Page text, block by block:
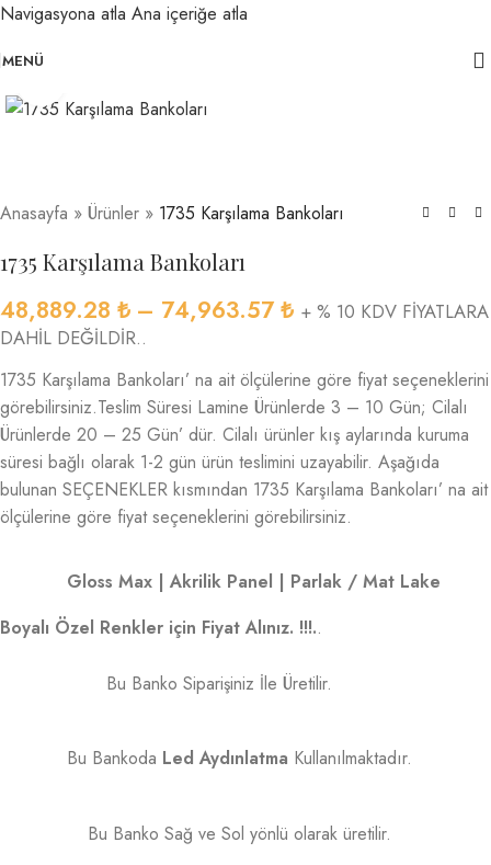
Navigasyona atla Ana içeriğe atla
MENÜ
Anasayfa » Ürünler » 1735 Karşılama Bankoları
1735 Karşılama Bankoları
48,889.28 ₺ – 74,963.57₺ + % 10 KDV FİYATLARA
DAHİL DEĞİLDİR..
1735 Karşılama Bankoları’ na ait ölçülerine göre fiyat seçeneklerini
görebilirsiniz.Teslim Süresi Lamine Ürünlerde 3 – 10 Gün; Cilalı
Ürünlerde 20 – 25 Gün’ dür. Cilalı ürünler kış aylarında kuruma
süresi bağlı olarak 1-2 gün ürün teslimini uzayabilir. Aşağıda
bulunan SEÇENEKLER kısmından 1735 Karşılama Bankoları’ na ait
ölçülerine göre fiyat seçeneklerini görebilirsiniz.
Gloss Max | Akrilik Panel | Parlak / Mat Lake
Boyalı Özel Renkler için Fiyat Alınız. !!!..
Bu Banko Siparişiniz İle Üretilir.
Bu Bankoda Led Aydınlatma Kullanılmaktadır.
Bu Banko Sağ ve Sol yönlü olarak üretilir.